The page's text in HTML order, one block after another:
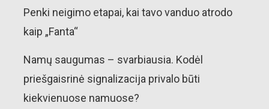
Penki neigimo etapai, kai tavo vanduo atrodo
kaip „Fanta“
Namų saugumas – svarbiausia. Kodėl
priešgaisrinė signalizacija privalo būti
kiekvienuose namuose?